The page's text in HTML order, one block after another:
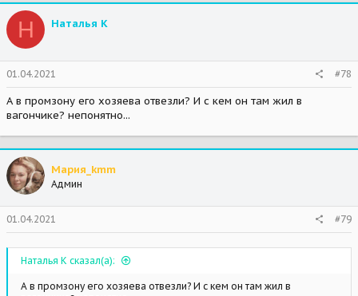
Н Наталья К
01.04.2021 #78
А в промзону его хозяева отвезли? И с кем он там жил в
вагончике? непонятно...
Мария_kmm
Админ
01.04.2021 #79
Наталья К сказал(а):
А в промзону его хозяева отвезли? И с кем он там жил в